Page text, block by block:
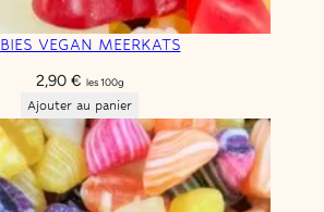
VEGAN MEERKATS
2,90 € les 100g
Ajouter au panier